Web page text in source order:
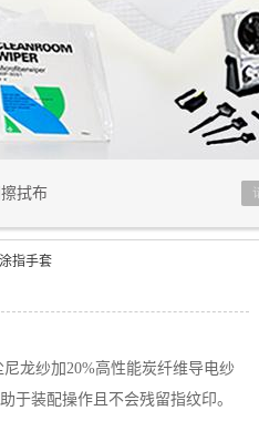
拭布
指手套
龙纱加20%高性能炭纤维导电纱
于装配操作且不会残留指纹印。